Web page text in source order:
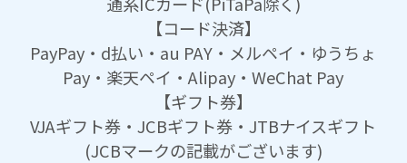
【コード決済】
PayPay・d払い・au PAY・メルペイ・ゆうちょ
Pay・楽天ペイ・Alipay・WeChat Pay
【ギフト券】
VJAギフト券・JCBギフト券・JTBナイスギフト
(JCBマークの記載がございます)